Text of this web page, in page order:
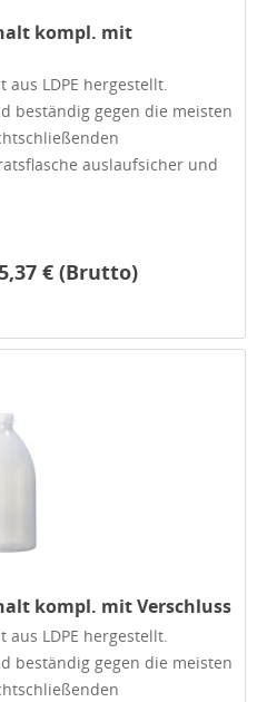
kompl. mit
LDPE hergestellt.
beständig gegen die meisten
auslaufsicher und
€ (Brutto)
kompl. mit Verschluss
LDPE hergestellt.
beständig gegen die meisten